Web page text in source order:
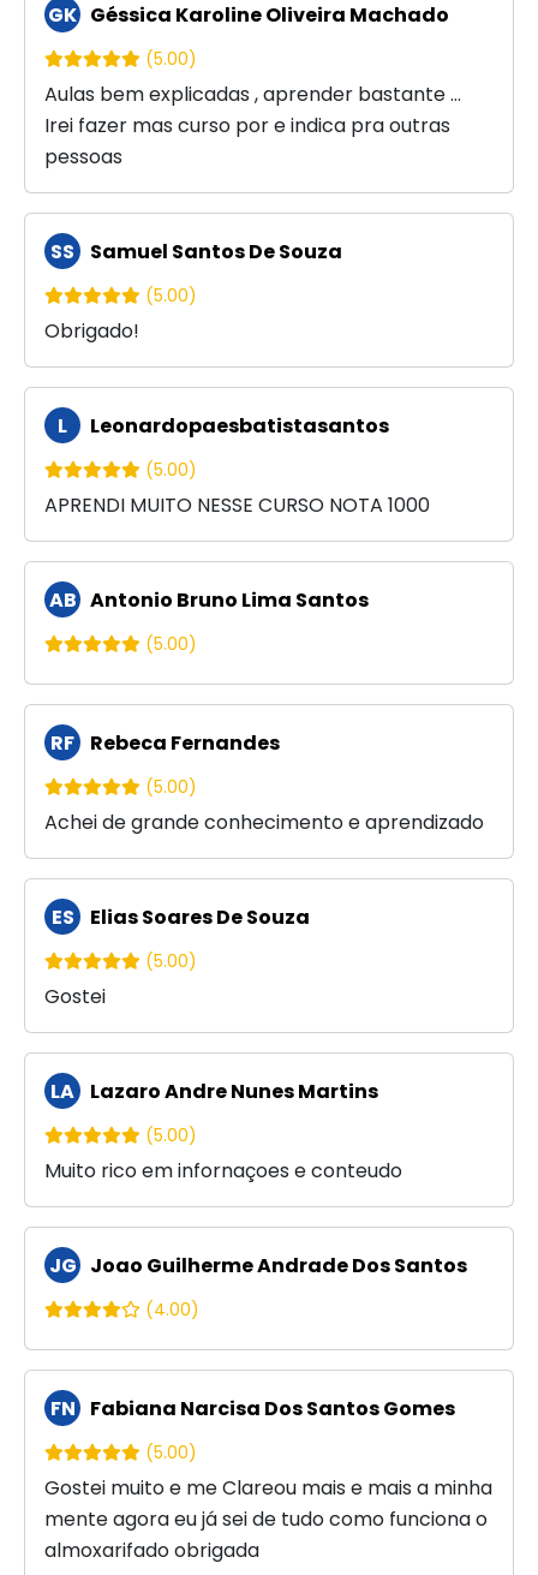
GK Géssica Karoline Oliveira Machado
(5.00)
Aulas bem explicadas , aprender bastante ...
Irei fazer mas curso por e indica pra outras
pessoas
SS Samuel Santos De Souza
(5.00)
Obrigado!
L Leonardopaesbatistasantos
(5.00)
APRENDI MUITO NESSE CURSO NOTA 1000
AB Antonio Bruno Lima Santos
(5.00)
RF Rebeca Fernandes
(5.00)
Achei de grande conhecimento e aprendizado
ES Elias Soares De Souza
(5.00)
Gostei
LA Lazaro Andre Nunes Martins
(5.00)
Muito rico em infornaçoes e conteudo
JG Joao Guilherme Andrade Dos Santos
(4.00)
FN Fabiana Narcisa Dos Santos Gomes
(5.00)
Gostei muito e me Clareou mais e mais a minha
mente agora eu já sei de tudo como funciona o
almoxarifado obrigada